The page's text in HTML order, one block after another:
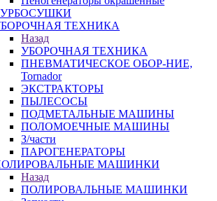
ТЕХНИКА
Назад
УБОРОЧНАЯ ТЕХНИКА
ПНЕВМАТИЧЕСКОЕ ОБОР-НИЕ,
Tornador
ЭКСТРАКТОРЫ
ПЫЛЕСОСЫ
ПОДМЕТАЛЬНЫЕ МАШИНЫ
ПОЛОМОЕЧНЫЕ МАШИНЫ
З/части
ПАРОГЕНЕРАТОРЫ
МАШИНКИ
Назад
ПОЛИРОВАЛЬНЫЕ МАШИНКИ